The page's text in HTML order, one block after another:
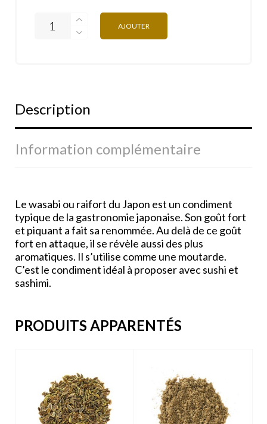
AJOUTER
Description
Information complémentaire
Le wasabi ou raifort du Japon est un condiment
typique de la gastronomie japonaise. Son goût fort
et piquant a fait sa renommée. Au delà de ce goût
fort en attaque, il se révèle aussi des plus
aromatiques. Il s’utilise comme une moutarde.
C’est le condiment idéal à proposer avec sushi et
sashimi.
PRODUITS APPARENTÉS